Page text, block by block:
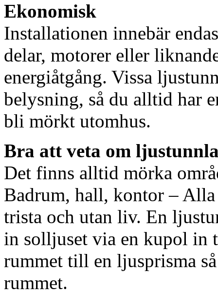
Ekonomisk
Installationen innebär
delar, motorer eller
energiåtgång. Vissa
belysning, så du alltid har
bli mörkt utomhus.
Bra att veta om
Det finns alltid mörka
Badrum, hall, kontor – Alla
trista och utan liv. En
in solljuset via en kupol in
rummet till en ljusprisma
rummet.